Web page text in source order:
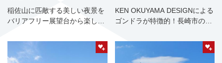
稲佐山に匹敵する美しい夜景を
バリアフリー展望台から楽しめ
KEN OKUYAMA DESIGNによる
ゴンドラが特徴的！長崎市の景